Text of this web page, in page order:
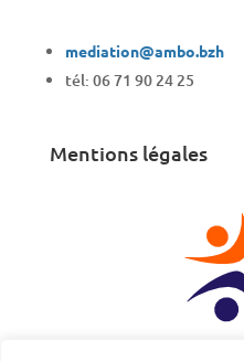
mediation@ambo.bzh
tél: 06 71 90 24 25
Mentions légales